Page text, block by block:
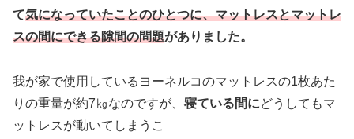
て気になっていたことのひとつに、マットレスとマットレ
スの間にできる隙間の問題がありました。
我が家で使用しているヨーネルコのマットレスの1枚あた
りの重量が約7㎏なのですが、 寝ている間にどうしてもマ
ットレスが動いてしまうこ